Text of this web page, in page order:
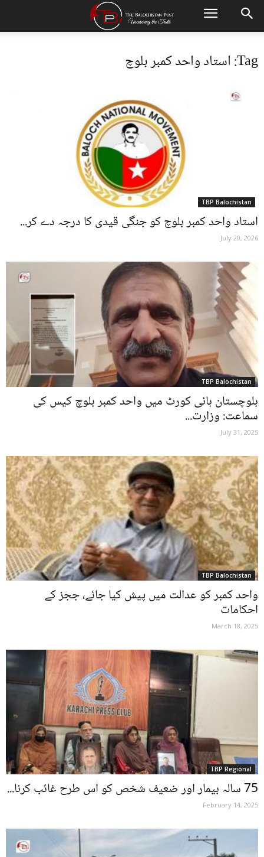
Tag: استاد واحد کمبر بلوچ
TBP Balochistan
استاد واحد کمبر بلوچ کو جنگی قیدی کا درجہ دے کر...
July 20, 2026
TBP Balochistan
بلوچستان ہائی کورٹ میں واحد کمبر بلوچ کیس کی
سماعت: وزارت...
July 31, 2025
TBP Balochistan
واحد کمبر کو عدالت میں پیش کیا جائے، ججز کے
احکامات
March 18, 2025
TBP Regional
75 سالہ بیمار اور ضعیف شخص کو اس طرح غائب کرنا...
February 14, 2025